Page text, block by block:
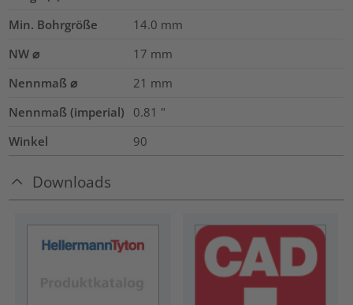
Min. Bohrgröße
14.0 mm
NW ⌀
17 mm
Nennmaß ⌀
21 mm
Nennmaß (imperial)
0.81 "
Winkel
90
Downloads